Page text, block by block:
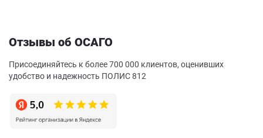
Отзывы об ОСАГО
Присоединяйтесь к более 700 000 клиентов, оценивших
удобство и надежность ПОЛИС 812